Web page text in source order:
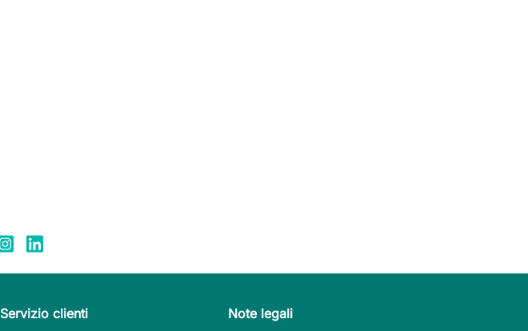
Servizio clienti Note legali